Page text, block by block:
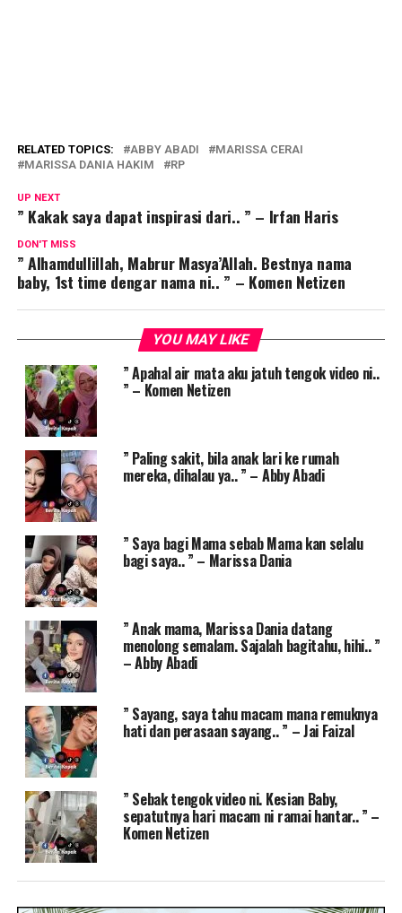
RELATED TOPICS: ABBY ABADI
MARISSA CERAI
MARISSA DANIA HAKIM
RP
UP NEXT
” Kakak saya dapat inspirasi dari.. ” – Irfan Haris
DON'T MISS
” Alhamdullillah, Mabrur Masya’Allah. Bestnya nama
baby, 1st time dengar nama ni.. ” – Komen Netizen
YOU MAY LIKE
” Apahal air mata aku jatuh tengok video ni..
” – Komen Netizen
” Paling sakit, bila anak lari ke rumah
mereka, dihalau ya.. ” – Abby Abadi
” Saya bagi Mama sebab Mama kan selalu
bagi saya.. ” – Marissa Dania
” Anak mama, Marissa Dania datang
menolong semalam. Sajalah bagitahu, hihi.. ”
– Abby Abadi
” Sayang, saya tahu macam mana remuknya
hati dan perasaan sayang.. ” – Jai Faizal
” Sebak tengok video ni. Kesian Baby,
sepatutnya hari macam ni ramai hantar.. ” –
Komen Netizen